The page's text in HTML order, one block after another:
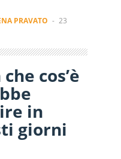
PRAVATO - 23
cos’è
in
giorni